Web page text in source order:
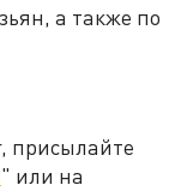
а также по
присылайте
" или на